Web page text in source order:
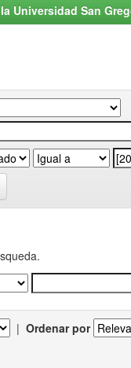
Universidad San
| Ordenar por